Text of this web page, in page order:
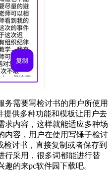
务需要写检讨书的用户所使用
提供多种功能和模板让用户去
求内容，这样就能适应多种场
内容，用户在使用写锤子检讨
讨书，直接复制或者保存到
行采用，很多词都能进行替
的来pc软件园下载吧。